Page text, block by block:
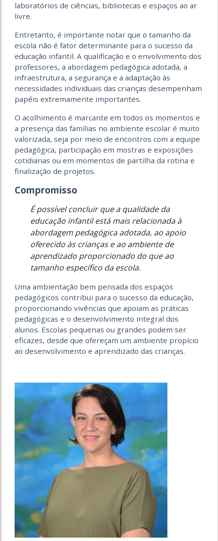
laboratórios de ciências, bibliotecas e espaços ao ar
livre.
Entretanto, é importante notar que o tamanho da
escola não é fator determinante para o sucesso da
educação infantil. A qualificação e o envolvimento dos
professores, a abordagem pedagógica adotada, a
infraestrutura, a segurança e a adaptação às
necessidades individuais das crianças desempenham
papéis extremamente importantes.
O acolhimento é marcante em todos os momentos e
a presença das famílias no ambiente escolar é muito
valorizada, seja por meio de encontros com a equipe
pedagógica, participação em mostras e exposições
cotidianas ou em momentos de partilha da rotina e
finalização de projetos.
Compromisso
É possível concluir que a qualidade da
educação infantil está mais relacionada à
abordagem pedagógica adotada, ao apoio
oferecido às crianças e ao ambiente de
aprendizado proporcionado do que ao
tamanho específico da escola.
Uma ambientação bem pensada dos espaços
pedagógicos contribui para o sucesso da educação,
proporcionando vivências que apoiam as práticas
pedagógicas e o desenvolvimento integral dos
alunos. Escolas pequenas ou grandes podem ser
eficazes, desde que ofereçam um ambiente propício
ao desenvolvimento e aprendizado das crianças.